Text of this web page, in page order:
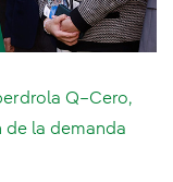
Q–Cero,
de la demanda